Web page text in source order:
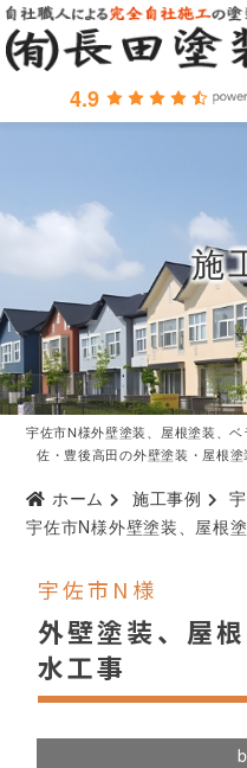
4.9
施
宇佐市N様外壁塗装、屋根塗装、
佐・豊後高田の外壁塗装・屋根
ホーム 施工事例
宇佐市N様外壁塗装、屋根
宇佐市N様
外壁塗装、屋
水工事